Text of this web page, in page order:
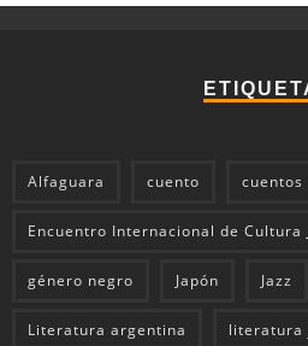
Alfaguara cuento cuentos
Encuentro Internacional de Cultura
género negro Japón Jazz
Literatura argentina literatura